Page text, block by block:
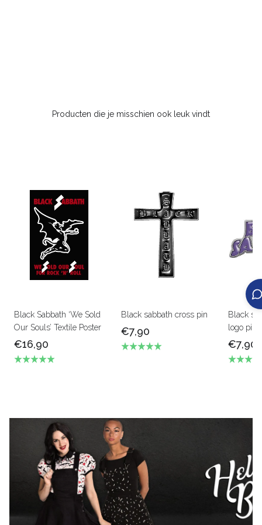
Producten die je misschien ook leuk vindt
Black Sabbath ‘We Sold
Our Souls’ Textile Poster
€16,90
Black sabbath cross pin
€7,90
Black
logo pin
€7,90